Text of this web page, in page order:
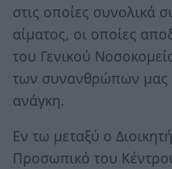
στις οποίες συνολικά
αίματος, οι οποίες
του Γενικού
των συνανθρώπων μας
ανάγκη.
Εν τω μεταξύ ο
Προσωπικό του